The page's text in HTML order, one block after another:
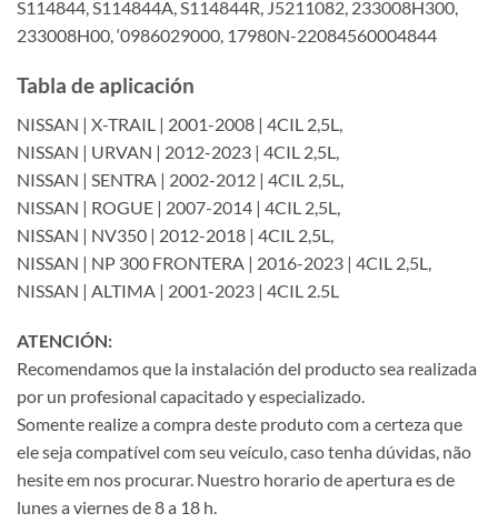
S114844, S114844A, S114844R, J5211082, 233008H300,
233008H00, ‘0986029000, 17980N-22084560004844
Tabla de aplicación
NISSAN | X-TRAIL | 2001-2008 | 4CIL 2,5L,
NISSAN | URVAN | 2012-2023 | 4CIL 2,5L,
NISSAN | SENTRA | 2002-2012 | 4CIL 2,5L,
NISSAN | ROGUE | 2007-2014 | 4CIL 2,5L,
NISSAN | NV350 | 2012-2018 | 4CIL 2,5L,
NISSAN | NP 300 FRONTERA | 2016-2023 | 4CIL 2,5L,
NISSAN | ALTIMA | 2001-2023 | 4CIL 2.5L
ATENCIÓN:
Recomendamos que la instalación del producto sea realizada
por un profesional capacitado y especializado.
Somente realize a compra deste produto com a certeza que
ele seja compatível com seu veículo, caso tenha dúvidas, não
hesite em nos procurar. Nuestro horario de apertura es de
lunes a viernes de 8 a 18 h.